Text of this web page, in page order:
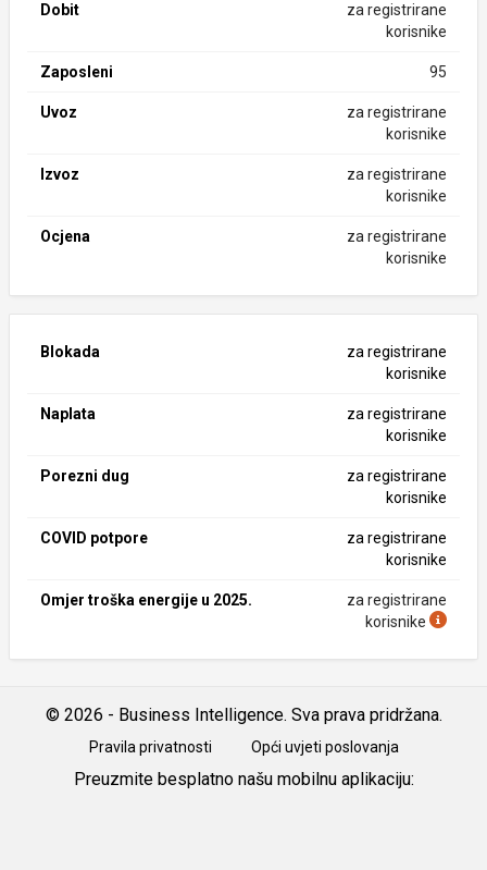
Dobit
za registrirane
korisnike
Zaposleni 95
Uvoz
za registrirane
korisnike
Izvoz
za registrirane
korisnike
Ocjena
za registrirane
korisnike
Blokada
za registrirane
korisnike
Naplata
za registrirane
korisnike
Porezni dug
za registrirane
korisnike
COVID potpore
za registrirane
korisnike
Omjer troška energije u 2025.
za registrirane
korisnike
© 2026 - Business Intelligence. Sva prava pridržana.
Pravila privatnosti Opći uvjeti poslovanja
Preuzmite besplatno našu mobilnu aplikaciju: